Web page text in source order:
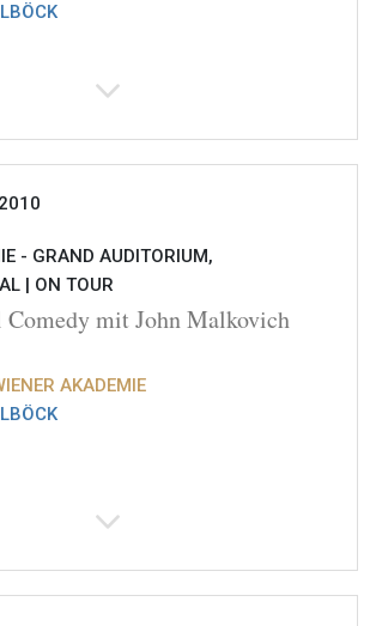
- GRAND AUDITORIUM,
| ON TOUR
Comedy mit John Malkovich
AKADEMIE